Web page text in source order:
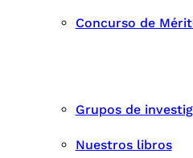
Concurso de
Grupos de
Nuestros libros